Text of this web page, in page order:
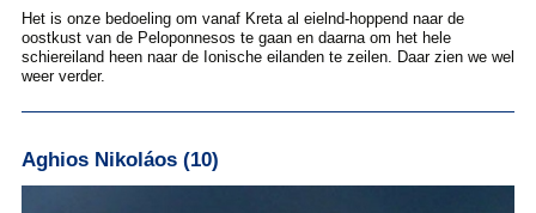
Het is onze bedoeling om vanaf Kreta al eielnd-hoppend naar de
oostkust van de Peloponnesos te gaan en daarna om het hele
schiereiland heen naar de Ionische eilanden te zeilen. Daar zien we wel
weer verder.
Aghios Nikoláos (10)